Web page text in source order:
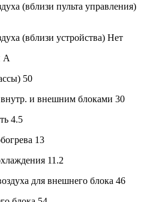
(вблизи пульта управления)
(вблизи устройства) Нет
A
50
и внешним блоками 30
4.5
13
11.2
для внешнего блока 46